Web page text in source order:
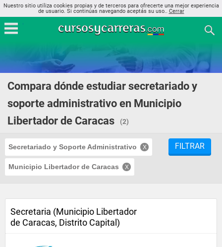
Nuestro sitio utiliza cookies propias y de terceros para ofrecerte una mejor experiencia
de usuario. Si continúas navegando aceptás su uso.. Cerrar
Compara dónde estudiar secretariado y
soporte administrativo en Municipio
Libertador de Caracas
(2)
Secretariado y Soporte Administrativo
Municipio Libertador de Caracas
FILTRAR
Secretaria (Municipio Libertador
de Caracas, Distrito Capital)